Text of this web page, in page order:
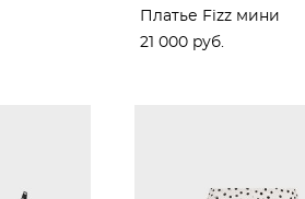
Платье Fizz мини
21 000 pуб.